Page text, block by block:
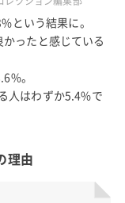
という結果に。
ったと感じている
。
人はわずか5.4%で
理由